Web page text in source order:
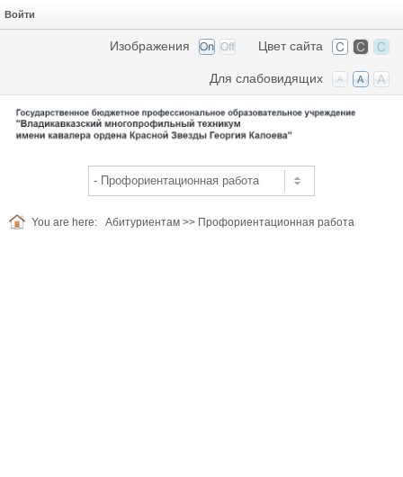
Войти
Цвет сайта
Изображения
Для слабовидящих
You are here: Абитуриентам >> Профориентационная работа